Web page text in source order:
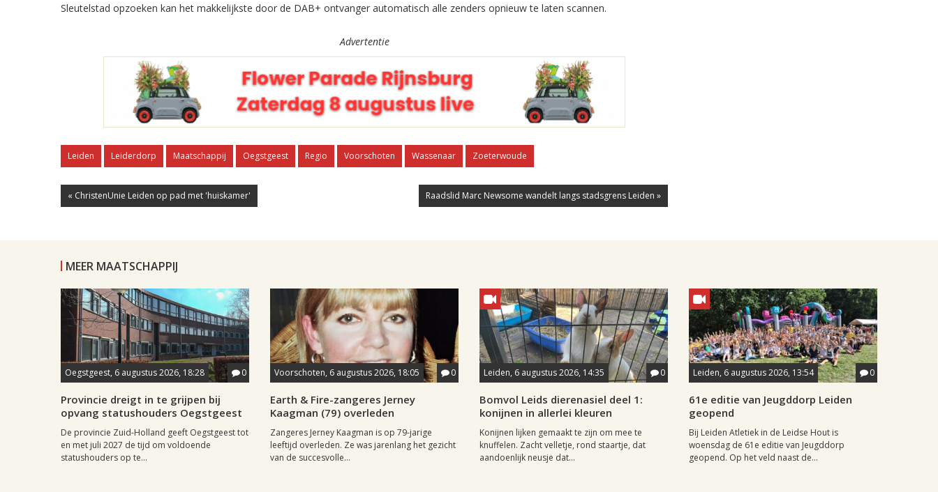
Sleutelstad opzoeken kan het makkelijkste door de DAB+ ontvanger automatisch alle zenders opnieuw te laten scannen.
Advertentie
Leiden Leiderdorp Maatschappij Oegstgeest Regio Voorschoten Wassenaar Zoeterwoude
« ChristenUnie Leiden op pad met 'huiskamer' Raadslid Marc Newsome wandelt langs stadsgrens Leiden »
MEER MAATSCHAPPIJ
Oegstgeest, 6 augustus 2026, 18:28 0
Provincie dreigt in te grijpen bij
opvang statushouders Oegstgeest
De provincie Zuid-Holland geeft Oegstgeest tot
en met juli 2027 de tijd om voldoende
statushouders op te...
Voorschoten, 6 augustus 2026, 18:05 0
Earth & Fire-zangeres Jerney
Kaagman (79) overleden
Zangeres Jerney Kaagman is op 79-jarige
leeftijd overleden. Ze was jarenlang het gezicht
van de succesvolle...
Leiden, 6 augustus 2026, 14:35 0
Bomvol Leids dierenasiel deel 1:
konijnen in allerlei kleuren
Konijnen lijken gemaakt te zijn om mee te
knuffelen. Zacht velletje, rond staartje, dat
aandoenlijk neusje dat...
Leiden, 6 augustus 2026, 13:54 0
61e editie van Jeugddorp Leiden
geopend
Bij Leiden Atletiek in de Leidse Hout is
woensdag de 61e editie van Jeugddorp
geopend. Op het veld naast de...